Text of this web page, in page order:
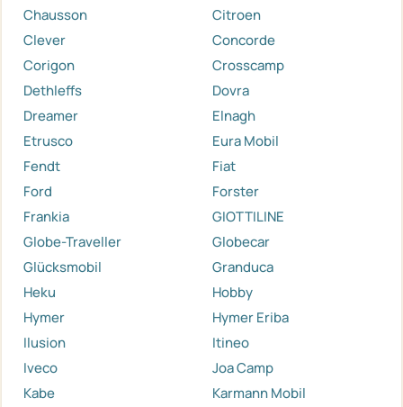
Chausson
Citroen
Clever
Concorde
Corigon
Crosscamp
Dethleffs
Dovra
Dreamer
Elnagh
Etrusco
Eura Mobil
Fendt
Fiat
Ford
Forster
Frankia
GIOTTILINE
Globe-Traveller
Globecar
Glücksmobil
Granduca
Heku
Hobby
Hymer
Hymer Eriba
Ilusion
Itineo
Iveco
Joa Camp
Kabe
Karmann Mobil